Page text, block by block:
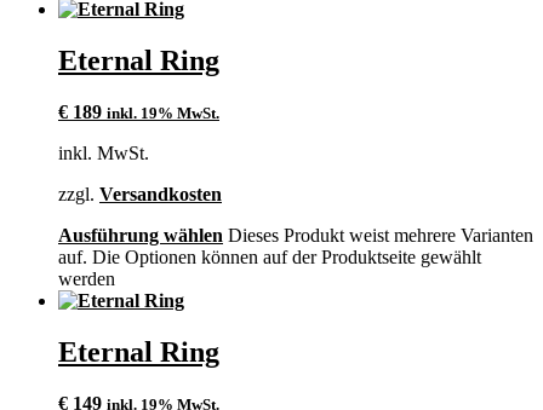
Eternal Ring
€ 189 inkl. 19% MwSt.
inkl. MwSt.
zzgl. Versandkosten
Ausführung wählen Dieses Produkt weist mehrere Varianten
auf. Die Optionen können auf der Produktseite gewählt
werden
Eternal Ring
€ 149 inkl. 19% MwSt.